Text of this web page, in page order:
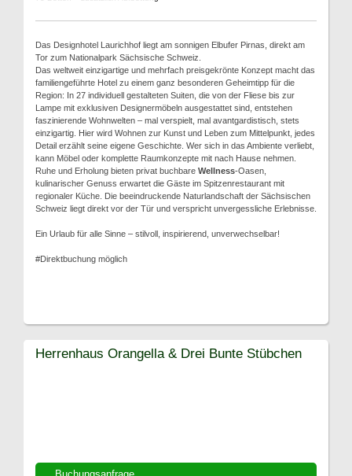
Das Designhotel Laurichhof liegt am sonnigen Elbufer Pirnas, direkt am
Tor zum Nationalpark Sächsische Schweiz.
Das weltweit einzigartige und mehrfach preisgekrönte Konzept macht das
familiengeführte Hotel zu einem ganz besonderen Geheimtipp für die
Region: In 27 individuell gestalteten Suiten, die von der Fliese bis zur
Lampe mit exklusiven Designermöbeln ausgestattet sind, entstehen
faszinierende Wohnwelten – mal verspielt, mal avantgardistisch, stets
einzigartig. Hier wird Wohnen zur Kunst und Leben zum Mittelpunkt, jedes
Detail erzählt seine eigene Geschichte. Wer sich in das Ambiente verliebt,
kann Möbel oder komplette Raumkonzepte mit nach Hause nehmen.
Ruhe und Erholung bieten privat buchbare Wellness-Oasen,
kulinarischer Genuss erwartet die Gäste im Spitzenrestaurant mit
regionaler Küche. Die beeindruckende Naturlandschaft der Sächsischen
Schweiz liegt direkt vor der Tür und verspricht unvergessliche Erlebnisse.
Ein Urlaub für alle Sinne – stilvoll, inspirierend, unverwechselbar!
#Direktbuchung möglich
Herrenhaus Orangella & Drei Bunte Stübchen